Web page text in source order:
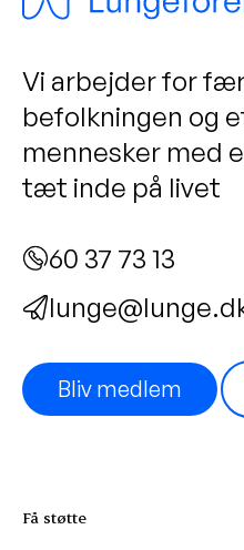
Vi arbejder for
befolkningen og
mennesker med
tæt inde på livet
60 37 73 13
Bliv medlem
Få støtte